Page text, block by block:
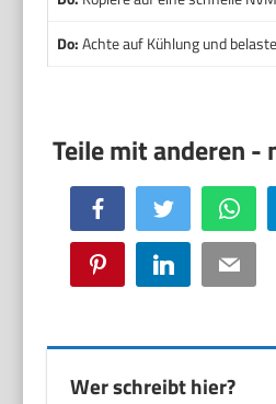
Do:Achte auf Kühlung und
Facebook Twitter
Pinterest LinkedIn Email
Wer schreibt hier?